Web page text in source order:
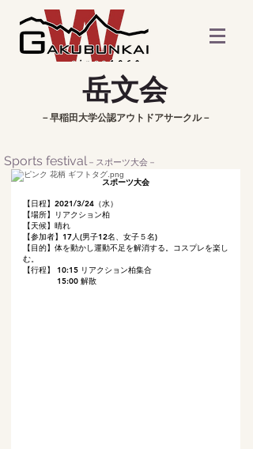
​岳文会
​－早稲田大学公認アウトドアサークル－
Sports festival－スポーツ大会－
スポーツ大会
【日程】2021/3/24（水）
【場所】リアクション柏
【天候】晴れ
【参加者】17人(男子12名、女子５名)
【目的】体を動かし運動不足を解消する。コスプレを楽し
む。
​【行程】 10:15 リアクション柏集合
15:00 解散